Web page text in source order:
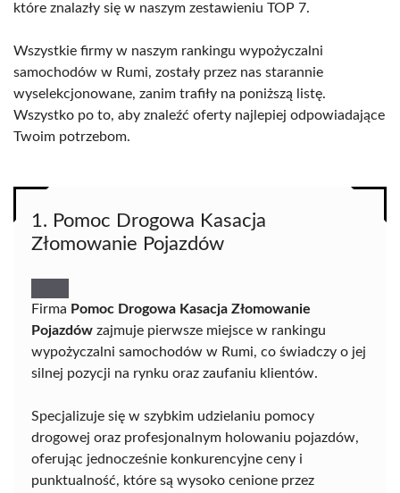
które znalazły się w naszym zestawieniu TOP 7.
Wszystkie firmy w naszym rankingu wypożyczalni
samochodów w Rumi, zostały przez nas starannie
wyselekcjonowane, zanim trafiły na poniższą listę.
Wszystko po to, aby znaleźć oferty najlepiej odpowiadające
Twoim potrzebom.
1. Pomoc Drogowa Kasacja
Złomowanie Pojazdów
Firma Pomoc Drogowa Kasacja Złomowanie
Pojazdów zajmuje pierwsze miejsce w rankingu
wypożyczalni samochodów w Rumi, co świadczy o jej
silnej pozycji na rynku oraz zaufaniu klientów.
Specjalizuje się w szybkim udzielaniu pomocy
drogowej oraz profesjonalnym holowaniu pojazdów,
oferując jednocześnie konkurencyjne ceny i
punktualność, które są wysoko cenione przez